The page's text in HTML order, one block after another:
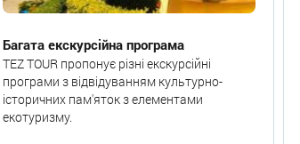
Багата екскурсійна програма
TEZ TOUR пропонує різні екскурсійні
програми з відвідуванням культурно-
історичних пам'яток з елементами
екотуризму.